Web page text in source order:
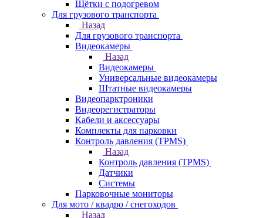
Щётки с подогревом
Для грузового транспорта
Назад
Для грузового транспорта
Видеокамеры
Назад
Видеокамеры
Универсальные видеокамеры
Штатные видеокамеры
Видеопарктроники
Видеорегистраторы
Кабели и аксессуары
Комплекты для парковки
Контроль давления (TPMS)
Назад
Контроль давления (TPMS)
Датчики
Системы
Парковочные мониторы
Для мото / квадро / снегоходов
Назад